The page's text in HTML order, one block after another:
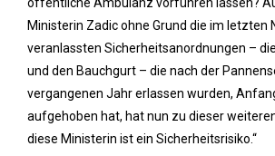
Ministerin Zadic ohne Grund die im letzten
veranlassten Sicherheitsanordnungen –
und den Bauchgurt – die nach der
vergangenen Jahr erlassen wurden,
aufgehoben hat, hat nun zu dieser
diese Ministerin ist ein Sicherheitsrisiko.“